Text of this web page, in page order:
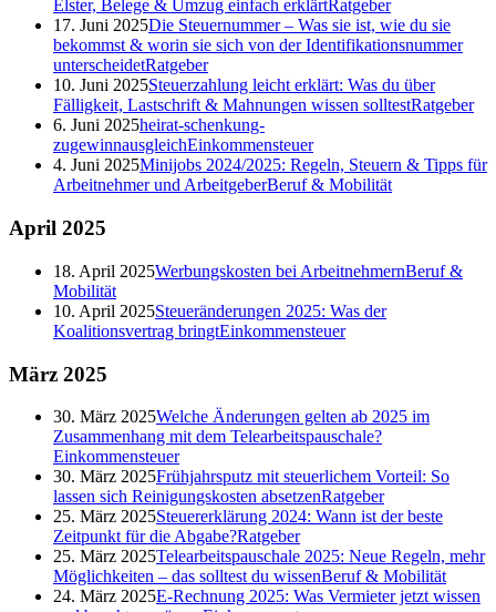
Elster, Belege & Umzug einfach erklärtRatgeber
17. Juni 2025Die Steuernummer – Was sie ist, wie du sie
bekommst & worin sie sich von der Identifikationsnummer
unterscheidetRatgeber
10. Juni 2025Steuerzahlung leicht erklärt: Was du über
Fälligkeit, Lastschrift & Mahnungen wissen solltestRatgeber
6. Juni 2025heirat-schenkung-
zugewinnausgleichEinkommensteuer
4. Juni 2025Minijobs 2024/2025: Regeln, Steuern & Tipps für
Arbeitnehmer und ArbeitgeberBeruf & Mobilität
April 2025
18. April 2025Werbungskosten bei ArbeitnehmernBeruf &
Mobilität
10. April 2025Steueränderungen 2025: Was der
Koalitionsvertrag bringtEinkommensteuer
März 2025
30. März 2025Welche Änderungen gelten ab 2025 im
Zusammenhang mit dem Telearbeitspauschale?
Einkommensteuer
30. März 2025Frühjahrsputz mit steuerlichem Vorteil: So
lassen sich Reinigungskosten absetzenRatgeber
25. März 2025Steuererklärung 2024: Wann ist der beste
Zeitpunkt für die Abgabe?Ratgeber
25. März 2025Telearbeitspauschale 2025: Neue Regeln, mehr
Möglichkeiten – das solltest du wissenBeruf & Mobilität
24. März 2025E-Rechnung 2025: Was Vermieter jetzt wissen